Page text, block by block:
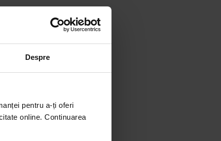
Despre
pentru a-ți oferi
online. Continuarea